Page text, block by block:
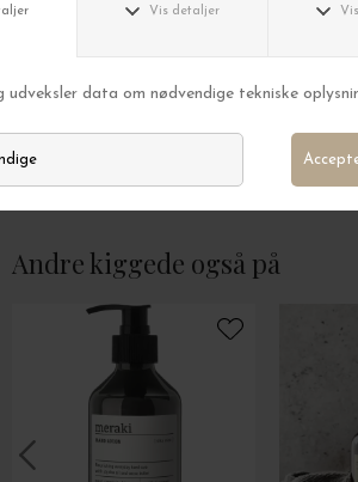
Gaveæske Everyday Pampering
Fra DKK 199,00
Andre kiggede også på